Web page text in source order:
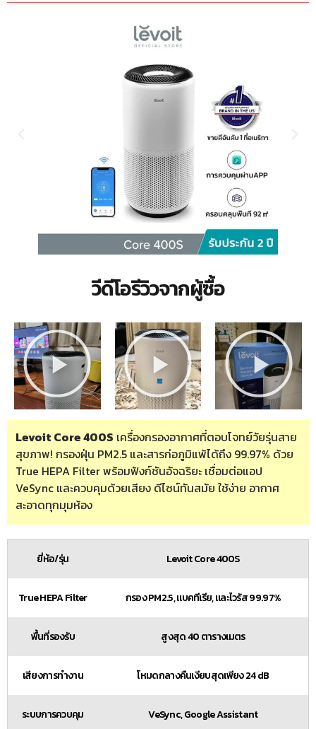
วีดีโอรีวิวจากผู้ซื้อ
Levoit Core 400S เครื่องกรองอากาศที่ตอบโจทย์วัยรุ่นสาย
สุขภาพ! กรองฝุ่น PM2.5 และสารก่อภูมิแพ้ได้ถึง 99.97% ด้วย
True HEPA Filter พร้อมฟังก์ชันอัจฉริยะ เชื่อมต่อแอป
VeSync และควบคุมด้วยเสียง ดีไซน์ทันสมัย ใช้ง่าย อากาศ
สะอาดทุกมุมห้อง
ยี่ห้อ/รุ่น Levoit Core 400S
True HEPA Filter กรอง PM2.5, แบคทีเรีย, และไวรัส 99.97%
พื้นที่รองรับ สูงสุด 40 ตารางเมตร
เสียงการทำงาน โหมดกลางคืนเงียบสุดเพียง 24 dB
ระบบการควบคุม VeSync, Google Assistant